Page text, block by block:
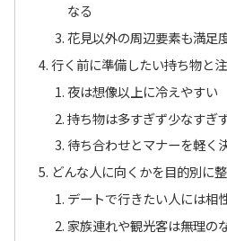
なる
花見以外の周辺要素も満足
行く前に準備したい持ち物と
夜は想像以上に冷えやすい
持ち物は多すぎず少なすぎ
待ち合わせとマナーを軽く
どんな人に向くかを目的別に
デートで行きたい人には相
家族連れや観光客は無理の